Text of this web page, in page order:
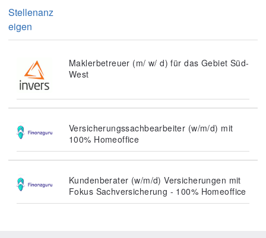
Stellenanz
eigen
Maklerbetreuer (m/ w/ d) für das Gebiet Süd-
West
Versicherungssachbearbeiter (w/m/d) mit
100% Homeoffice
Kundenberater (w/m/d) Versicherungen mit
Fokus Sachversicherung - 100% Homeoffice